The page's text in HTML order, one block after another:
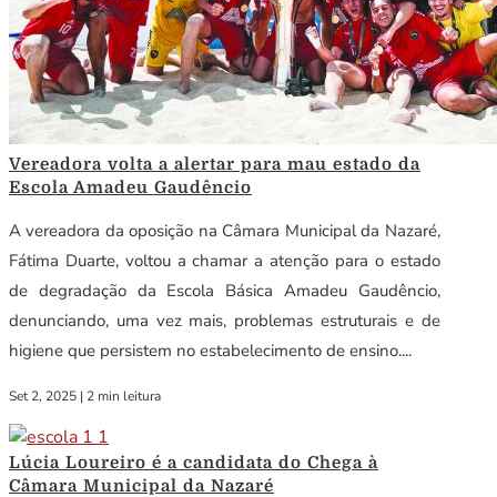
Vereadora volta a alertar para mau estado da
Escola Amadeu Gaudêncio
A vereadora da oposição na Câmara Municipal da Nazaré,
Fátima Duarte, voltou a chamar a atenção para o estado
de degradação da Escola Básica Amadeu Gaudêncio,
denunciando, uma vez mais, problemas estruturais e de
higiene que persistem no estabelecimento de ensino....
Set 2, 2025 | 2 min leitura
Lúcia Loureiro é a candidata do Chega à
Câmara Municipal da Nazaré